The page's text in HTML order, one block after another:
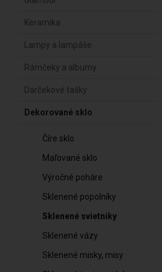
Keramika
Lampy a lampáše
Rámčeky a albumy
Darčekové tašky
Dekorované sklo
Číre sklo
Maľované sklo
Výročné poháre
Sklenené popolníky
Sklenené svietniky
Sklenené vázy
Sklenené misky, misy